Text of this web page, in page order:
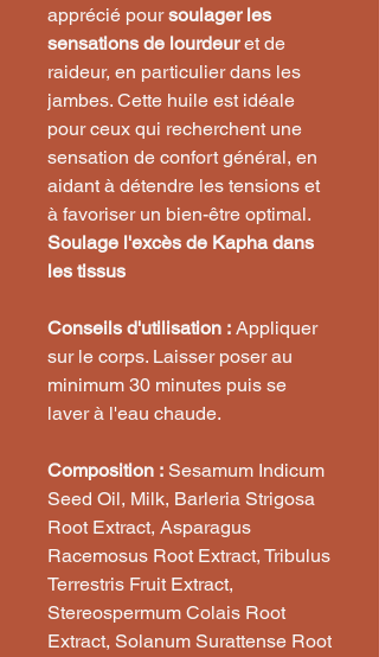
apprécié poursoulager les
sensations de lourdeuret de
raideur, en particulier dans les
jambes. Cette huile est idéale
pour ceux qui recherchent une
sensation de confort général, en
aidant à détendre les tensions et
à favoriser un bien-être optimal.
Soulage l'excès de Kapha dans
les tissus
Conseils d'utilisation : Appliquer
sur le corps. Laisser poser au
minimum 30 minutes puis se
laver à l'eau chaude.
Composition : Sesamum Indicum
Seed Oil, Milk, Barleria Strigosa
Root Extract, Asparagus
Racemosus Root Extract, Tribulus
Terrestris Fruit Extract,
Stereospermum Colais Root
Extract, Solanum Surattense Root